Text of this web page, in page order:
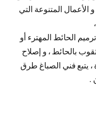
المتنوعة التي
الحائط المهترء أو
بالحائط ، و إصلاح
يتبع فني الصباغ طرق
.